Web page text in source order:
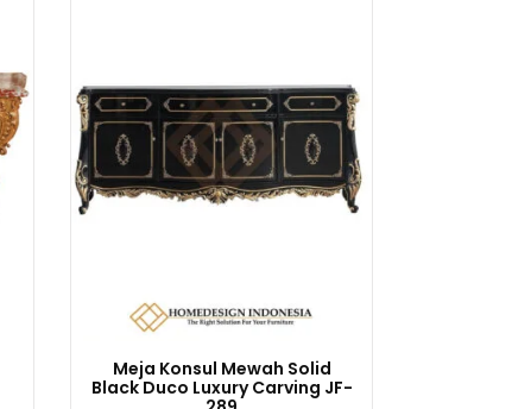
Meja Konsul Mewah Solid
Black Duco Luxury Carving JF-